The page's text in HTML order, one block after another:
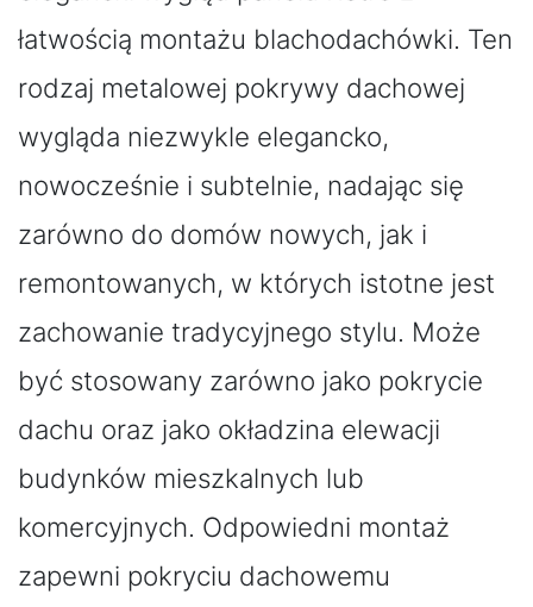
łatwością montażu blachodachówki. Ten
rodzaj metalowej pokrywy dachowej
wygląda niezwykle elegancko,
nowocześnie i subtelnie, nadając się
zarówno do domów nowych, jak i
remontowanych, w których istotne jest
zachowanie tradycyjnego stylu. Może
być stosowany zarówno jako pokrycie
dachu oraz jako okładzina elewacji
budynków mieszkalnych lub
komercyjnych. Odpowiedni montaż
zapewni pokryciu dachowemu